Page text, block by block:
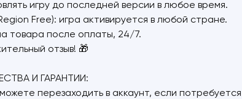
игру до последней версии в любое время.
Free): игра активируется в любой стране.
товара после оплаты, 24/7.
отзыв! 🎁
И ГАРАНТИИ:
перезаходить в аккаунт, если